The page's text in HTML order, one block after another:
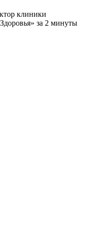
клиники
за 2 минуты